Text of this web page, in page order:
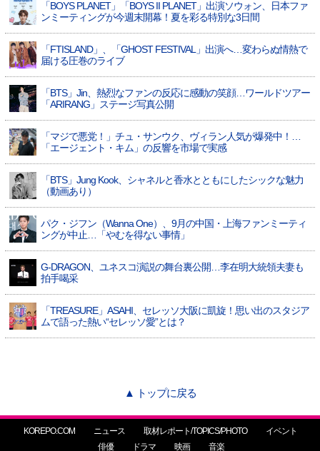
「BOYS PLANET」「BOYS II PLANET」出演ソウォン、日本ファ
ンミーティングが今週末開幕！夏を彩る特別な3日間
「FTISLAND」、「GHOST FESTIVAL」出演へ…変わらぬ情熱で
届ける圧巻のライブ
「BTS」Jin、熱烈なファンの反応に感動の笑顔…ワールドツアー
「ARIRANG」ステージ写真公開
「マジで悪党！」チュ・サンウク、ヴィラン人気が爆発中！…
「エージェント・キム」の反響を市場で実感
「BTS」Jung Kook、シャネルと香水とともにしたシックな魅力
（動画あり）
パク・ジフン（Wanna One）、9月の中国・上海ファンミーティ
ングが中止…「やむを得ない事情」
G-DRAGON、ユネスコ演説の舞台裏公開…李在明大統領夫妻も
拍手喝采
「TREASURE」ASAHI、セレッソ大阪に凱旋！思い出のスタジア
ムで語った熱い“セレッソ愛”とは？
▲ トップに戻る
KOREPO.COM ニュース 取材レポート/TOPICS/PHOTO
イベント
俳優
ドラマ 映画 音楽